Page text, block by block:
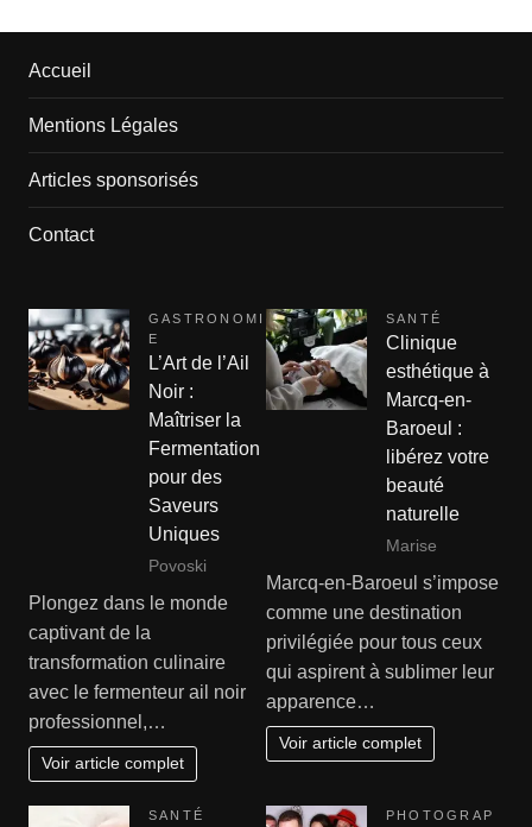
Accueil
Mentions Légales
Articles sponsorisés
Contact
GASTRONOMI
E
L’Art de l’Ail
Noir :
Maîtriser la
Fermentation
pour des
Saveurs
Uniques
Povoski
Plongez dans le monde
captivant de la
transformation culinaire
avec le fermenteur ail noir
professionnel,…
Voir article complet
SANTÉ
Clinique
esthétique à
Marcq-en-
Baroeul :
libérez votre
beauté
naturelle
Marise
Marcq-en-Baroeul s’impose
comme une destination
privilégiée pour tous ceux
qui aspirent à sublimer leur
apparence…
Voir article complet
SANTÉ
PHOTOGRAP